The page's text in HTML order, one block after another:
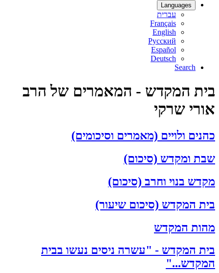
Languages
עברית
Français
English
Русский
Español
Deutsch
Search
בית המקדש - המאמרים של הרב
אורי שרקי
כהנים ולויים (מאמרים וסיכומים)
שבת ומקדש (סיכום)
מקדש בנוי וחרב (סיכום)
בית המקדש (סיכום שיעור)
מהות המקדש
בית המקדש - "עשרה ניסים נעשו בבית
המקדש..."